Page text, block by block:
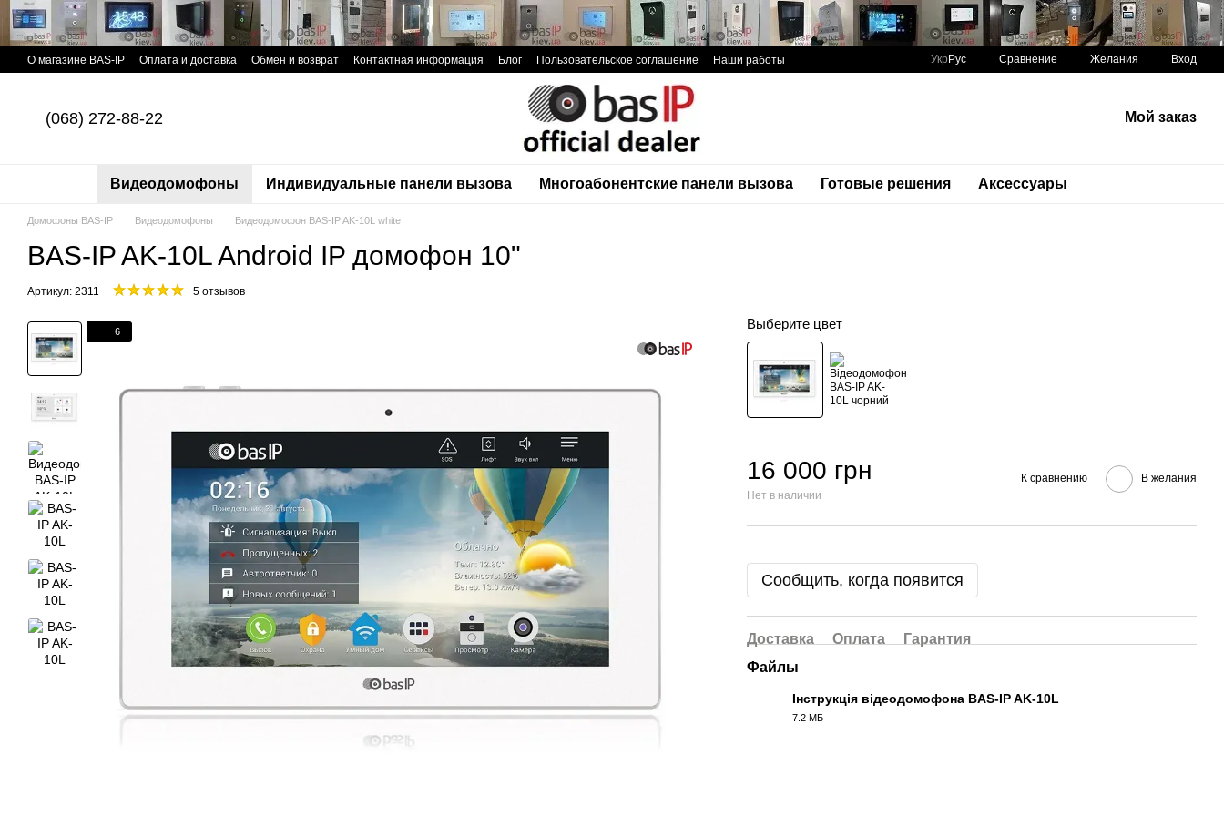
Перейти к основному контенту
О магазине BAS-IP Оплата и доставка Обмен и возврат Контактная информация Блог Пользовательское соглашение Наши работы Укр Рус Сравнение Желания Вход
(068) 272-88-22 Мой заказ
Видеодомофоны Индивидуальные панели вызова Многоабонентские панели вызова Готовые решения Аксессуары
Домофоны BAS-IP Видеодомофоны Видеодомофон BAS-IP AK-10L white
BAS-IP AK-10L Android IP домофон 10"
Артикул: 2311 5 отзывов
6 Выберите цвет
16 000 грн
Нет в наличии
К сравнению В желания
Сообщить, когда появится
Доставка Оплата
Гарантия
Файлы
Інcтрукція відеодомофона BAS-IP AK-10L
7.2 МБ